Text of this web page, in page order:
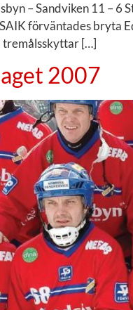
– Sandviken 11 – 6
förväntades bryta
tremålsskyttar […]
2007